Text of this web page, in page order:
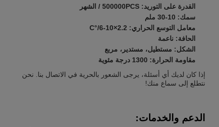
القدرة على التوريد: 500000PCS / الشهر
سمك: 10-30 ملم
معامل التوسع الحراري: 2.2×10-6/°C
الحافة: ناعمة
الشكل: مستطيل، مستدير، مربع
مقاومة الحرارة: 1300 درجة مئوية
إذا كان لديك أي أسئلة، يرجى الشعور بالحرية في الاتصال بنا. نحن
نتطلع إلى سماع منك!
الدعم والخدمات: